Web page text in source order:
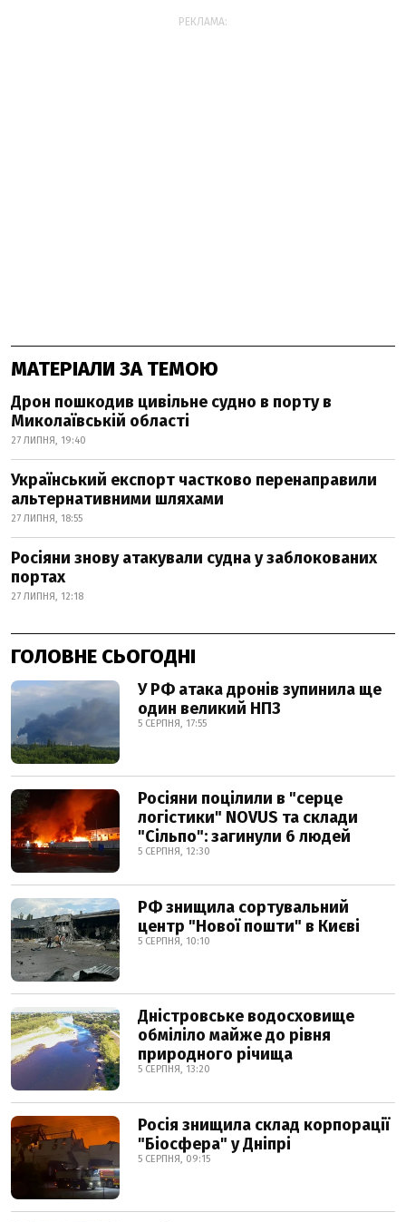
РЕКЛАМА:
МАТЕРІАЛИ ЗА ТЕМОЮ
Дрон пошкодив цивільне судно в порту в
Миколаївській області
27 ЛИПНЯ, 19:40
Український експорт частково перенаправили
альтернативними шляхами
27 ЛИПНЯ, 18:55
Росіяни знову атакували судна у заблокованих
портах
27 ЛИПНЯ, 12:18
ГОЛОВНЕ СЬОГОДНІ
У РФ атака дронів зупинила ще
один великий НПЗ
5 СЕРПНЯ, 17:55
Росіяни поцілили в "серце
логістики" NOVUS та склади
"Сільпо": загинули 6 людей
5 СЕРПНЯ, 12:30
РФ знищила сортувальний
центр "Нової пошти" в Києві
5 СЕРПНЯ, 10:10
Дністровське водосховище
обміліло майже до рівня
природного річища
5 СЕРПНЯ, 13:20
Росія знищила склад корпорації
"Біосфера" у Дніпрі
5 СЕРПНЯ, 09:15